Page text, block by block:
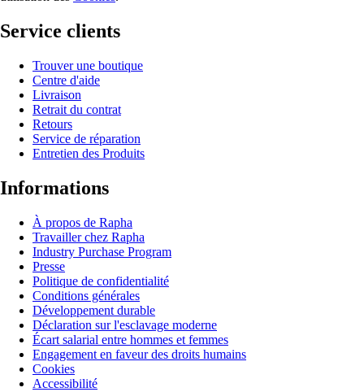
Service clients
Trouver une boutique
Centre d'aide
Livraison
Retrait du contrat
Retours
Service de réparation
Entretien des Produits
Informations
À propos de Rapha
Travailler chez Rapha
Industry Purchase Program
Presse
Politique de confidentialité
Conditions générales
Développement durable
Déclaration sur l'esclavage moderne
Écart salarial entre hommes et femmes
Engagement en faveur des droits humains
Cookies
Accessibilité